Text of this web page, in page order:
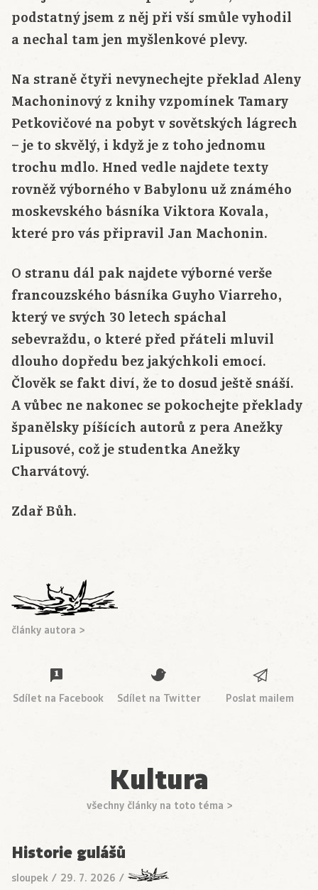
podstatný jsem z něj při vší smůle vyhodil
a nechal tam jen myšlenkové plevy.
Na straně čtyři nevynechejte překlad Aleny
Machoninový z knihy vzpomínek Tamary
Petkovičové na pobyt v sovětských lágrech
– je to skvělý, i když je z toho jednomu
trochu mdlo. Hned vedle najdete texty
rovněž výborného v Babylonu už známého
moskevského básníka Viktora Kovala,
které pro vás připravil Jan Machonin.
O stranu dál pak najdete výborné verše
francouzského básníka Guyho Viarreho,
který ve svých 30 letech spáchal
sebevraždu, o které před přáteli mluvil
dlouho dopředu bez jakýchkoli emocí.
Člověk se fakt diví, že to dosud ještě snáší.
A vůbec ne nakonec se pokochejte překlady
španělsky píšících autorů z pera Anežky
Lipusové, což je studentka Anežky
Charvátový.
Zdař Bůh.
články autora >
Sdílet na Facebook Sdílet na Twitter Poslat mailem
Kultura
všechny články na toto téma >
Historie gulášů
sloupek / 29. 7. 2026 /